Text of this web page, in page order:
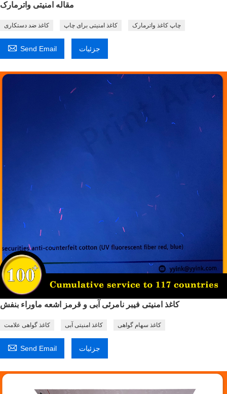
مقاله امنیتی واترمارک
کاغذ ضد دستکاری کاغذ امنیتی برای چاپ چاپ کاغذ واترمارک
 Send Email جزئیات
کاغذ امنیتی فیبر نامرئی آبی و قرمز اشعه ماوراء بنفش
کاغذ گواهی علامت کاغذ امنیتی آبی کاغذ سهام گواهی
 Send Email جزئیات